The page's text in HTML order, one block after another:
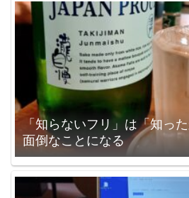
「知らないフリ」は「知っ
面倒なことになる